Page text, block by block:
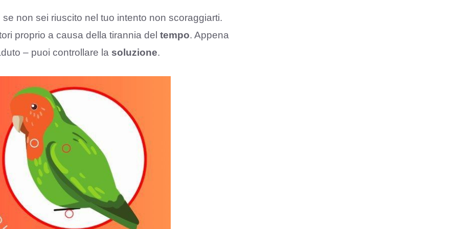
se non sei riuscito nel tuo intento non scoraggiarti.
proprio a causa della tirannia del tempo. Appena
– puoi controllare la soluzione.